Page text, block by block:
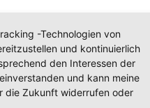
nach Soest an! Aufgrund
sein.Täglich von 11 bis
Kinder.
-Technologien von
und kontinuierlich
den Interessen der
und kann meine
die Zukunft widerrufen oder